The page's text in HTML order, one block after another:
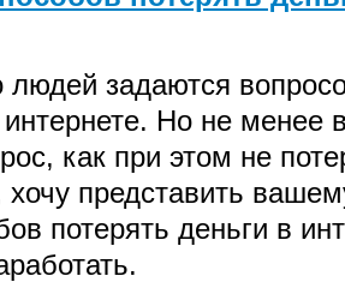
людей задаются
интернете. Но не менее
как при этом не
хочу представить
потерять деньги в